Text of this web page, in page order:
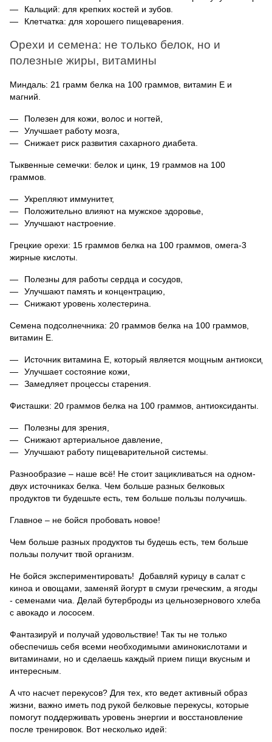
Кальций: для крепких костей и зубов.
Клетчатка: для хорошего пищеварения.
Орехи и семена: не только белок, но и
полезные жиры, витамины
Миндаль: 21 грамм белка на 100 граммов, витамин E и
магний.
Полезен для кожи, волос и ногтей,
Улучшает работу мозга,
Снижает риск развития сахарного диабета.
Тыквенные семечки: белок и цинк, 19 граммов на 100
граммов.
Укрепляют иммунитет,
Положительно влияют на мужское здоровье,
Улучшают настроение.
Грецкие орехи: 15 граммов белка на 100 граммов, омега-3
жирные кислоты.
Полезны для работы сердца и сосудов,
Улучшают память и концентрацию,
Снижают уровень холестерина.
Семена подсолнечника: 20 граммов белка на 100 граммов,
витамин E.
Источник витамина E, который является мощным
Улучшает состояние кожи,
Замедляет процессы старения.
Фисташки: 20 граммов белка на 100 граммов, антиоксиданты.
Полезны для зрения,
Снижают артериальное давление,
Улучшают работу пищеварительной системы.
Разнообразие – наше всё! Не стоит зацикливаться на одном-
двух источниках белка. Чем больше разных белковых
продуктов ти будешьте есть, тем больше пользы получишь.
Главное – не бойся пробовать новое!
Чем больше разных продуктов ты будешь есть, тем больше
пользы получит твой организм.
Не бойся экспериментировать! ‍ Добавляй курицу в салат с
киноа и овощами, заменяй йогурт в смузи греческим, а ягоды
- семенами чиа. Делай бутерброды из цельнозернового хлеба
с авокадо и лососем.
Фантазируй и получай удовольствие! Так ты не только
обеспечишь себя всеми необходимыми аминокислотами и
витаминами, но и сделаешь каждый прием пищи вкусным и
интересным.
А что насчет перекусов? Для тех, кто ведет активный образ
жизни, важно иметь под рукой белковые перекусы, которые
помогут поддерживать уровень энергии и восстановление
после тренировок. Вот несколько идей: